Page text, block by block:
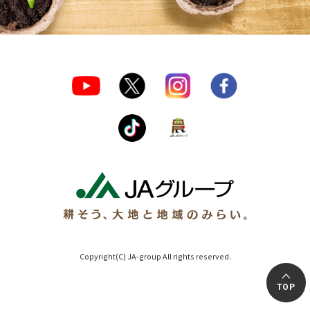
Copyright(C) JA-group All rights reserved.
TOP